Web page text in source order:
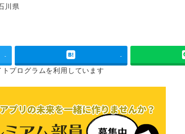
川県
- -
トプログラムを利用しています